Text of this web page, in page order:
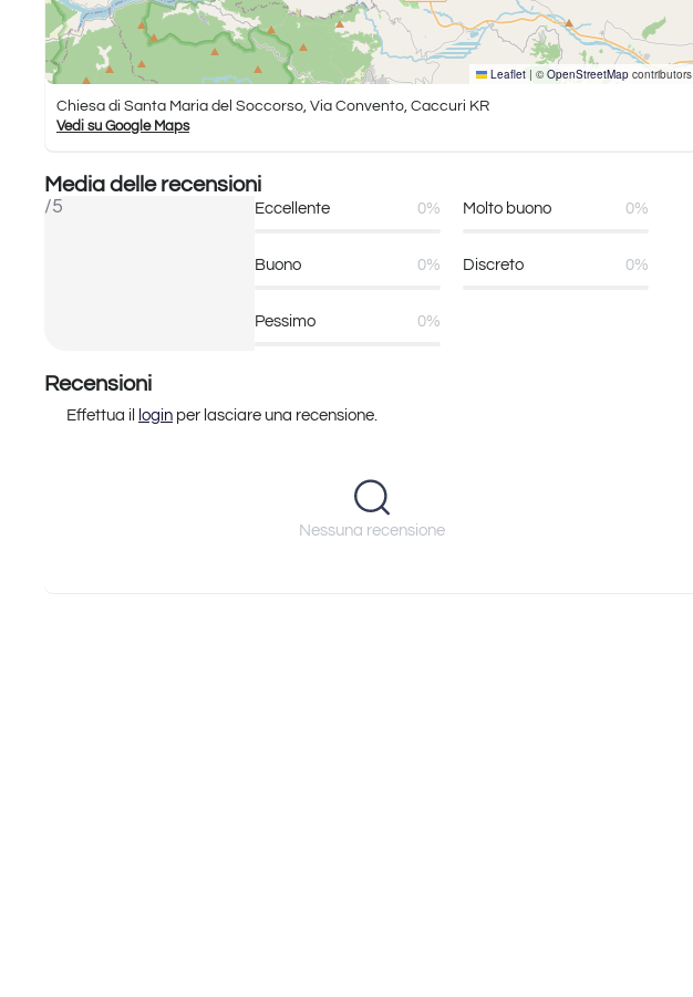
Leaflet | © OpenStreetMap contributors
Chiesa di Santa Maria del Soccorso, Via Convento, Caccuri KR
Vedi su Google Maps
Media delle recensioni
/5 Eccellente 0% Molto buono 0%
Buono 0% Discreto 0%
Pessimo 0%
Recensioni
Effettua il login per lasciare una recensione.
Nessuna recensione